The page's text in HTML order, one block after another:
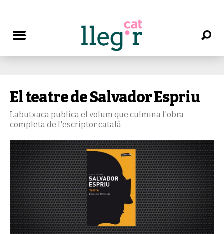
El teatre de Salvador Espriu
Labutxaca publica el volum que culmina l'obra
completa de l'escriptor català